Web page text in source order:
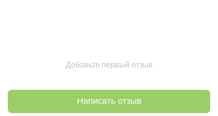
Добавьте первый отзыв
Написать отзыв